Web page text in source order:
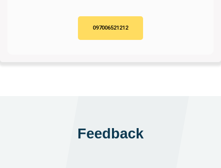
097006521212
Feedback